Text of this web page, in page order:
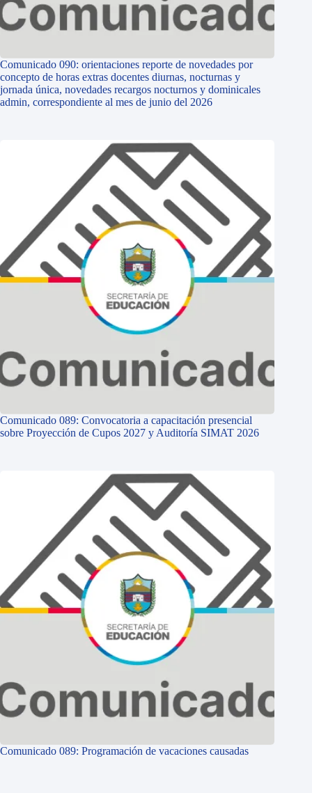
Comunicado 090: orientaciones reporte de novedades por
concepto de horas extras docentes diurnas, nocturnas y
jornada única, novedades recargos nocturnos y dominicales
admin, correspondiente al mes de junio del 2026
Comunicado 089: Convocatoria a capacitación presencial
sobre Proyección de Cupos 2027 y Auditoría SIMAT 2026
Comunicado 089: Programación de vacaciones causadas